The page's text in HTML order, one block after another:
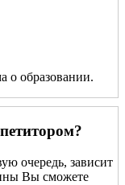
о образовании.
очередь, зависит
Вы сможете